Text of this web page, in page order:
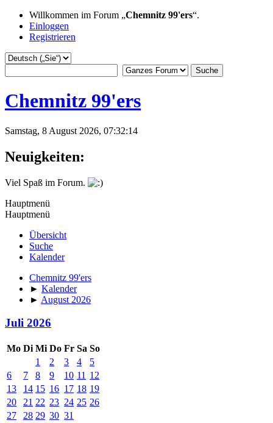
Willkommen im Forum „Chemnitz 99'ers“.
Einloggen
Registrieren
Chemnitz 99'ers
Samstag, 8 August 2026, 07:32:14
Neuigkeiten:
Viel Spaß im Forum.
Hauptmenü
Hauptmenü
Übersicht
Suche
Kalender
Chemnitz 99'ers
► Kalender
► August 2026
Juli 2026
Mo Di Mi Do Fr Sa So
1
2 3 4
5
6
7 8 9 10 11 12
13
14 15 16 17 18 19
20
21 22 23 24 25 26
27
28 29 30 31